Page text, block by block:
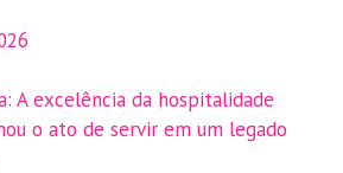
A excelência da hospitalidade
o ato de servir em um legado